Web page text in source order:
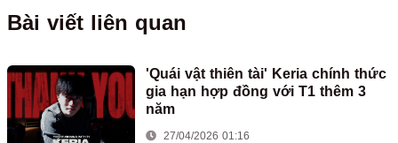
Bài viết liên quan
'Quái vật thiên tài' Keria chính thức
gia hạn hợp đồng với T1 thêm 3
năm
27/04/2026 01:16